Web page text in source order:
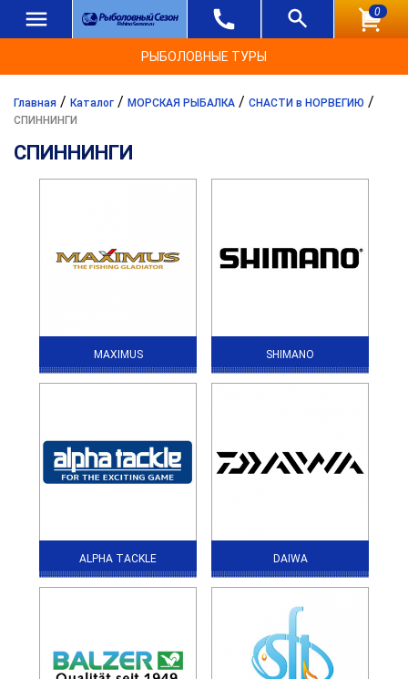
0
РЫБОЛОВНЫЕ ТУРЫ
Главная / Каталог / МОРСКАЯ РЫБАЛКА / СНАСТИ в НОРВЕГИЮ /
СПИННИНГИ
СПИННИНГИ
MAXIMUS SHIMANO
ALPHA TACKLE DAIWA